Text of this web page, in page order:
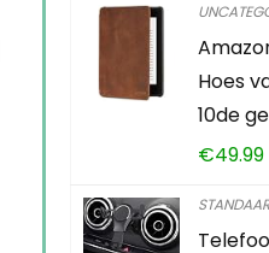
Hoes
10de
€49.99